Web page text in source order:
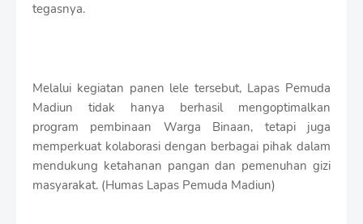
tegasnya.
Melalui kegiatan panen lele tersebut, Lapas Pemuda
Madiun tidak hanya berhasil mengoptimalkan
program pembinaan Warga Binaan, tetapi juga
memperkuat kolaborasi dengan berbagai pihak dalam
mendukung ketahanan pangan dan pemenuhan gizi
masyarakat. (Humas Lapas Pemuda Madiun)